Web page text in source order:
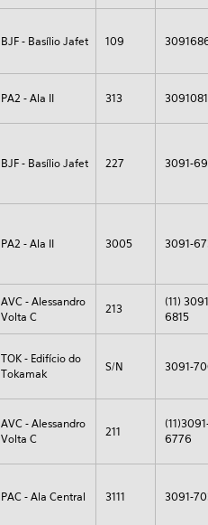
BJF - Basílio Jafet 109
PA2 - Ala II 313
BJF - Basílio Jafet 227 3091-
PA2 - Ala II 3005 3091-
AVC - Alessandro
Volta C
213
(11)
6815
TOK - Edifício do
Tokamak
S/N 3091-
AVC - Alessandro
Volta C
211
6776
PAC - Ala Central 3111 3091-